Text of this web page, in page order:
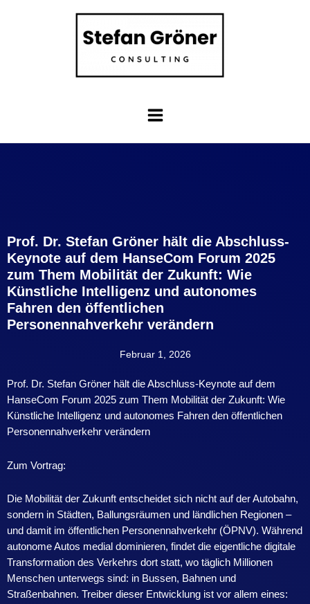
Prof. Dr. Stefan Gröner hält die Abschluss-
Keynote auf dem HanseCom Forum 2025
zum Them Mobilität der Zukunft: Wie
Künstliche Intelligenz und autonomes
Fahren den öffentlichen
Personennahverkehr verändern
Februar 1, 2026
Prof. Dr. Stefan Gröner hält die Abschluss-Keynote auf dem
HanseCom Forum 2025 zum Them Mobilität der Zukunft: Wie
Künstliche Intelligenz und autonomes Fahren den öffentlichen
Personennahverkehr verändern
Zum Vortrag:
Die Mobilität der Zukunft entscheidet sich nicht auf der Autobahn,
sondern in Städten, Ballungsräumen und ländlichen Regionen –
und damit im öffentlichen Personennahverkehr (ÖPNV). Während
autonome Autos medial dominieren, findet die eigentliche digitale
Transformation des Verkehrs dort statt, wo täglich Millionen
Menschen unterwegs sind: in Bussen, Bahnen und
Straßenbahnen. Treiber dieser Entwicklung ist vor allem eines: